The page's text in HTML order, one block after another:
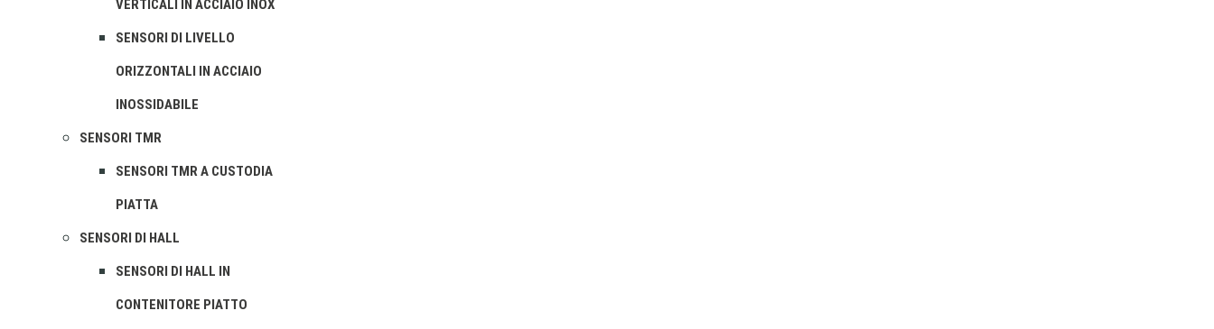
VERTICALI IN ACCIAIO INOX
SENSORI DI LIVELLO
ORIZZONTALI IN ACCIAIO
INOSSIDABILE
SENSORI TMR
SENSORI TMR A CUSTODIA
PIATTA
SENSORI DI HALL
SENSORI DI HALL IN
CONTENITORE PIATTO